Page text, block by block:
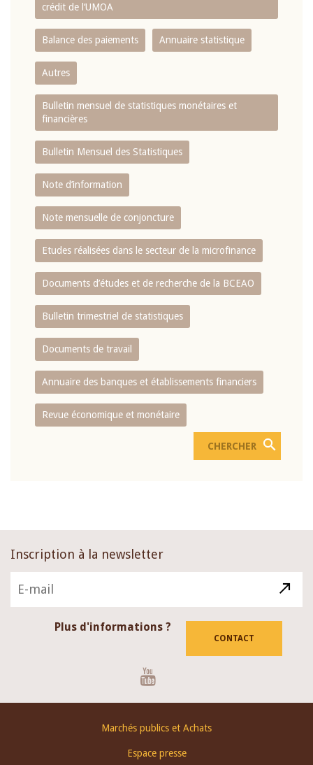
crédit de l‘UMOA
Balance des paiements Annuaire statistique
Autres
Bulletin mensuel de statistiques monétaires et
financières
Bulletin Mensuel des Statistiques
Note d’information
Note mensuelle de conjoncture
Etudes réalisées dans le secteur de la microfinance
Documents d’études et de recherche de la BCEAO
Bulletin trimestriel de statistiques
Documents de travail
Annuaire des banques et établissements financiers
Revue économique et monétaire
Inscription à la newsletter
Plus d'informations ?
CONTACT
Marchés publics et Achats
Espace presse